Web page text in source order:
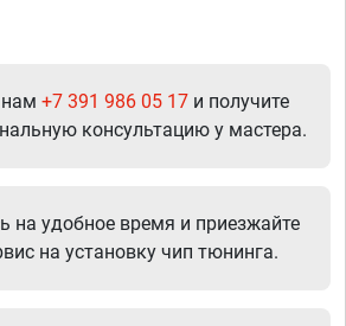
+7 391 986 05 17 и получите
консультацию у мастера.
на удобное время и приезжайте
на установку чип тюнинга.